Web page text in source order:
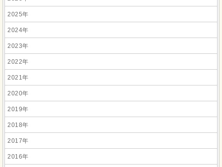
2025年
2024年
2023年
2022年
2021年
2020年
2019年
2018年
2017年
2016年